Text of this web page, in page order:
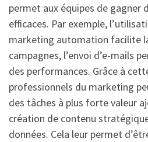
permet aux équipes de gagner
efficaces. Par exemple,
marketing automation facilite
campagnes, l’envoi d’e-mails
des performances. Grâce à
professionnels du marketing
des tâches à plus forte valeur
création de contenu
données. Cela leur permet